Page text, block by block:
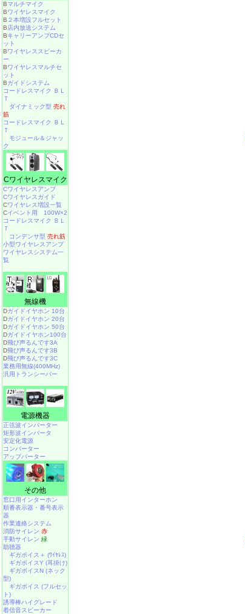
Bマルチマイク
Bワイヤレスマイク
B ２本増設フルセット
B店内放送システム
BキャリーアンプCDセ
ット
Bワイヤレススピーカ
ー
Bワイヤレスマルチセ
ット
Bガイドシステム
コードレスマイク ＢＬ
Ｔ
ダイナミック型 売れ
筋
コードレスマイク ＢＬ
Ｔ
モジュール＆ジャッ
ク
Cワイヤレスマイク
Cワイヤレスアンプ
Cワイヤレスガイド
Cワイヤレス増設一覧
Cイベント用 100W×2
コードレスマイク ＢＬ
Ｔ
コンデンサ型 売れ筋
小型ワイヤレスアンプ
ワイヤレスシステム一
覧
無線機
Dガイドイヤホン 10台
Dガイドイヤホン 20台
Dガイドイヤホン 50台
Dガイドイヤホン100台
D飛び声るんです3A
D飛び声るんです3B
D飛び声るんです3C
業務用無線(400MHz)
汎用トランシーバー
電源機器
正弦波インバーター
矩形波インバータ
安定化電源
コンバーター
アップバーター
その他
窓口用インターホン
順番表示器・番号表示
器
作業連絡システム
消防サイレン 赤
手動サイレン 緑
助聴器
ギガボイス＋ (ﾜｲﾔﾚｽ)
ギガボイスY (耳掛け)
ギガボイスN (ネック
型)
ギガボイス (フルセッ
ト)
誘導棒ハイグレード
着信音スピーカー